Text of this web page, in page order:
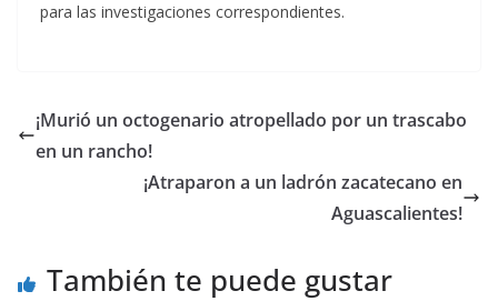
para las investigaciones correspondientes.
¡Murió un octogenario atropellado por un trascabo
en un rancho!
¡Atraparon a un ladrón zacatecano en
Aguascalientes!
También te puede gustar